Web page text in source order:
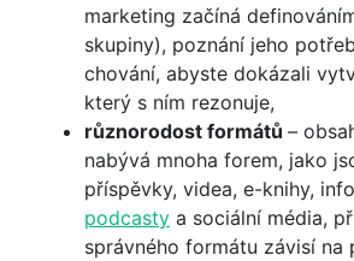
marketing začíná
skupiny), poznání jeho
chování, abyste dokázali
který s ním rezonuje,
různorodost formátů –
nabývá mnoha forem, jako
příspěvky, videa, e-knihy,
podcasty a sociální média,
správného formátu závisí na